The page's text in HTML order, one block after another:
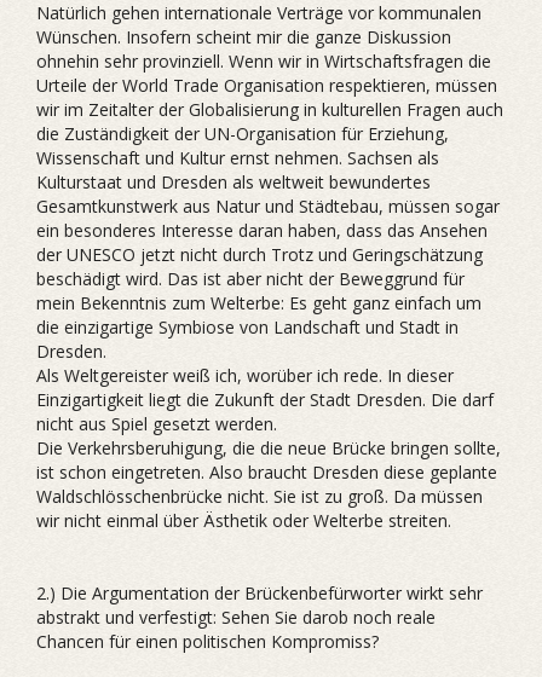
Natürlich gehen internationale Verträge vor kommunalen
Wünschen. Insofern scheint mir die ganze Diskussion
ohnehin sehr provinziell. Wenn wir in Wirtschaftsfragen die
Urteile der World Trade Organisation respektieren, müssen
wir im Zeitalter der Globalisierung in kulturellen Fragen auch
die Zuständigkeit der UN-Organisation für Erziehung,
Wissenschaft und Kultur ernst nehmen. Sachsen als
Kulturstaat und Dresden als weltweit bewundertes
Gesamtkunstwerk aus Natur und Städtebau, müssen sogar
ein besonderes Interesse daran haben, dass das Ansehen
der UNESCO jetzt nicht durch Trotz und Geringschätzung
beschädigt wird. Das ist aber nicht der Beweggrund für
mein Bekenntnis zum Welterbe: Es geht ganz einfach um
die einzigartige Symbiose von Landschaft und Stadt in
Dresden.
Als Weltgereister weiß ich, worüber ich rede. In dieser
Einzigartigkeit liegt die Zukunft der Stadt Dresden. Die darf
nicht aus Spiel gesetzt werden.
Die Verkehrsberuhigung, die die neue Brücke bringen sollte,
ist schon eingetreten. Also braucht Dresden diese geplante
Waldschlösschenbrücke nicht. Sie ist zu groß. Da müssen
wir nicht einmal über Ästhetik oder Welterbe streiten.
2.) Die Argumentation der Brückenbefürworter wirkt sehr
abstrakt und verfestigt: Sehen Sie darob noch reale
Chancen für einen politischen Kompromiss?